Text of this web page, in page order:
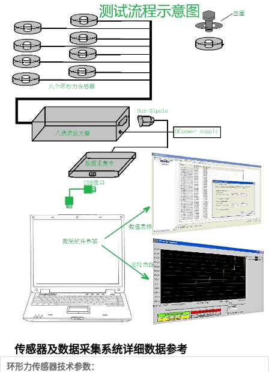
传感器及数据采集系统详细数据参考
环形力传感器技术参数：